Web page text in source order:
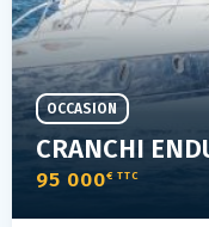
CRANCHI
95 000€ TTC
OCCASION